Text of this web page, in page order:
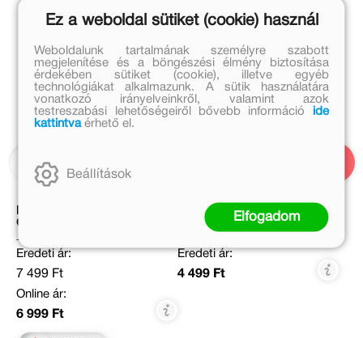
Oviba
Eredeti ár:
7 499 Ft
Online ár:
6 999 Ft
Bogyó és Babóca
Képkereső
Eredeti ár:
4 499 Ft
Ez a weboldal sütiket (cookie) használ
Weboldalunk tartalmának személyre szabott
megjelenítése és a böngészési élmény biztosítása
érdekében sütiket (cookie), illetve egyéb
technológiákat alkalmazunk. A sütik használatára
vonatkozó irányelveinkről, valamint azok
testreszabási lehetőségeiről bővebb információ
ide
kattintvaérhető el.
Beállítások
Elfogadom